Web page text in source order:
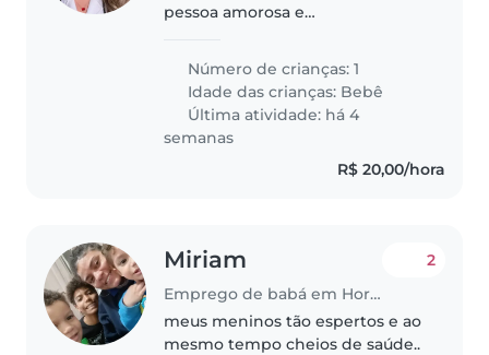
pessoa amorosa e
minha bebê durante meio
período.
Número de crianças: 1
Idade das crianças: Bebê
Última atividade: há 4
semanas
R$ 20,00/hora
Miriam
Emprego de babá em Hortolândia
2
meus meninos tão espertos e ao
mesmo tempo cheios de saúde..